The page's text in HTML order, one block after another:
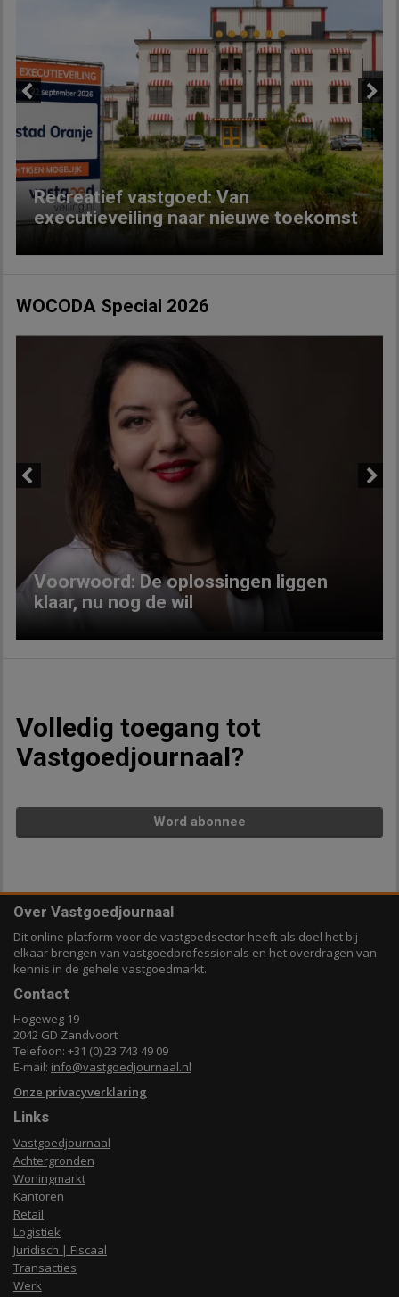
Recreatief vastgoed: Van
executieveiling naar nieuwe toekomst
Next
WOCODA Special 2026
Voorwoord: De oplossingen liggen
klaar, nu nog de wil
Volledig toegang tot
Vastgoedjournaal?
Word abonnee
Over Vastgoedjournaal
Dit online platform voor de vastgoedsector heeft als doel het bij
elkaar brengen van vastgoedprofessionals en het overdragen van
kennis in de gehele vastgoedmarkt.
Contact
Hogeweg 19
2042 GD Zandvoort
Telefoon: +31 (0) 23 743 49 09
E-mail: info@vastgoedjournaal.nl
Onze privacyverklaring
Links
Vastgoedjournaal
Achtergronden
Woningmarkt
Kantoren
Retail
Logistiek
Juridisch | Fiscaal
Transacties
Werk